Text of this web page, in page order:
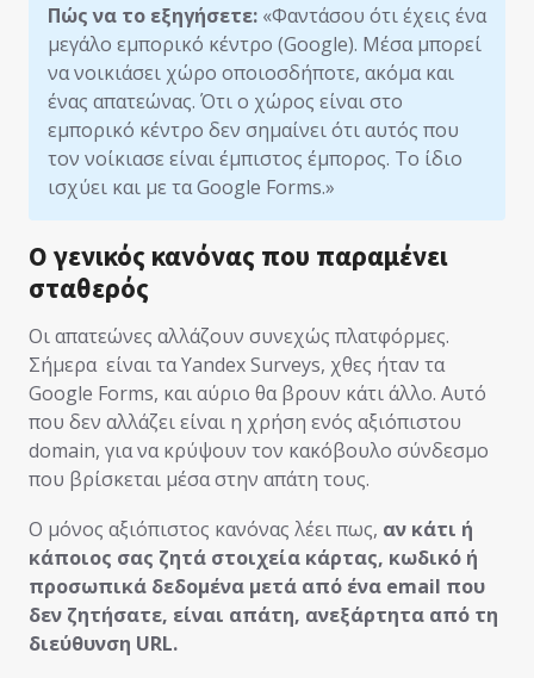
Πώς να το εξηγήσετε: «Φαντάσου ότι έχεις ένα
μεγάλο εμπορικό κέντρο (Google). Μέσα μπορεί
να νοικιάσει χώρο οποιοσδήποτε, ακόμα και
ένας απατεώνας. Ότι ο χώρος είναι στο
εμπορικό κέντρο δεν σημαίνει ότι αυτός που
τον νοίκιασε είναι έμπιστος έμπορος. Το ίδιο
ισχύει και με τα Google Forms.»
Ο γενικός κανόνας που παραμένει
σταθερός
Οι απατεώνες αλλάζουν συνεχώς πλατφόρμες.
Σήμερα είναι τα Yandex Surveys, χθες ήταν τα
Google Forms, και αύριο θα βρουν κάτι άλλο. Αυτό
που δεν αλλάζει είναι η χρήση ενός αξιόπιστου
domain, για να κρύψουν τον κακόβουλο σύνδεσμο
που βρίσκεται μέσα στην απάτη τους.
Ο μόνος αξιόπιστος κανόνας λέει πως, αν κάτι ή
κάποιος σας ζητά στοιχεία κάρτας, κωδικό ή
προσωπικά δεδομένα μετά από ένα email που
δεν ζητήσατε, είναι απάτη, ανεξάρτητα από τη
διεύθυνση URL.